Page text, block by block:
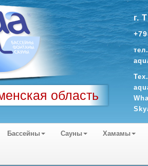
область
г.
Бассейны Сауны Хамамы